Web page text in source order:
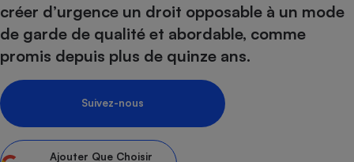
créer d’urgence un droit opposable à un mode
de garde de qualité et abordable, comme
promis depuis plus de quinze ans.
Suivez-nous
Ajouter Que Choisir
Matelas